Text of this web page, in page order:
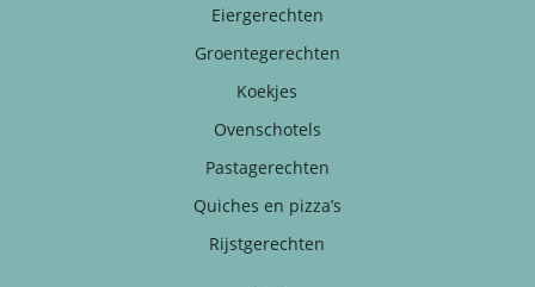
Eiergerechten
Groentegerechten
Koekjes
Ovenschotels
Pastagerechten
Quiches en pizza’s
Rijstgerechten